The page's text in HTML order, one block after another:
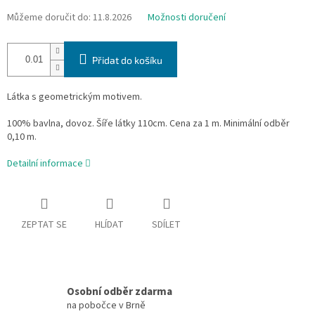
Můžeme doručit do: 11.8.2026 Možnosti doručení
Přidat do košíku
Látka s geometrickým motivem.
100% bavlna, dovoz. Šíře látky 110cm. Cena za 1 m. Minimální odběr
0,10 m.
Detailní informace
ZEPTAT SE HLÍDAT SDÍLET
Osobní odběr zdarma
na pobočce v Brně